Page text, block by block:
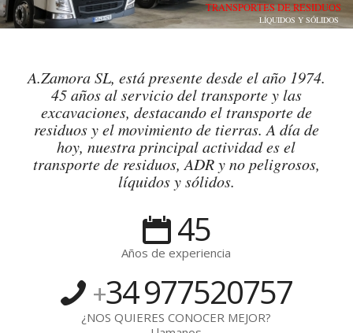
TRANSPORTES DE RESIDUOS
LÍQUIDOS Y SÓLIDOS
A.Zamora SL, está presente desde el año 1974.
45 años al servicio del transporte y las
excavaciones, destacando el transporte de
residuos y el movimiento de tierras. A día de
hoy, nuestra principal actividad es el
transporte de residuos, ADR y no peligrosos,
líquidos y sólidos.
45
Años de experiencia
+34977520757
¿NOS QUIERES CONOCER MEJOR?